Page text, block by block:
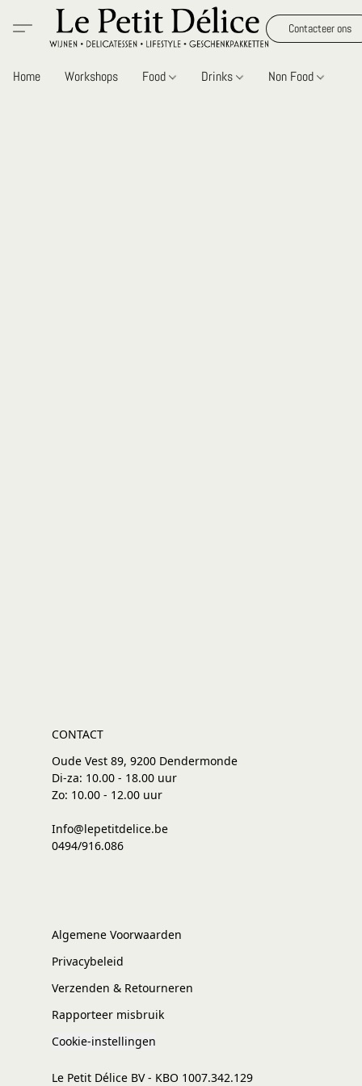
Contacteer ons
Home Workshops Food Drinks Non Food
CONTACT
Oude Vest 89, 9200 Dendermonde
Di-za: 10.00 - 18.00 uur
Zo: 10.00 - 12.00 uur
Info@lepetitdelice.be
0494/916.086
Algemene Voorwaarden
Privacybeleid
Verzenden & Retourneren
Rapporteer misbruik
Cookie-instellingen
Le Petit Délice BV - KBO 1007.342.129